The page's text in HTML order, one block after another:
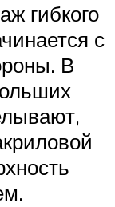
гибкого
с
В